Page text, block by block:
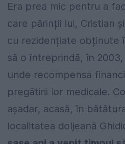
Era prea mic pentru a
care părinții lui, Cristian
cu rezidențiate obținute
să o întreprindă, în
unde recompensa
pregătirii lor medicale.
așadar, acasă, în
localitatea doljeană